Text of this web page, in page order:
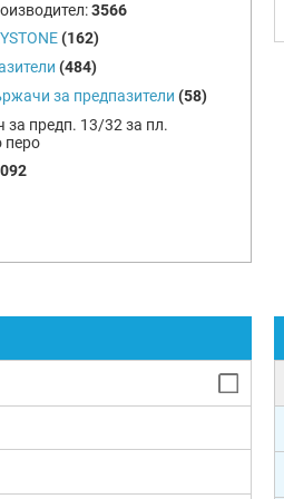
3566
(162)
(484)
за предпазители (58)
за предп. 13/32 за пл.
перо